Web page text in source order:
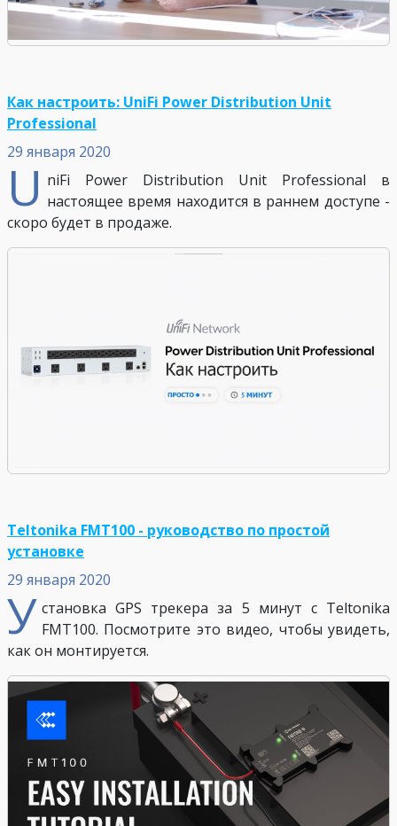
29 января 2020
Как настроить: UniFi Power Distribution Unit
Professional
U niFi Power Distribution Unit Professional в
настоящее время находится в раннем доступе -
скоро будет в продаже.
29 января 2020
Teltonika FMT100 - руководство по простой
установке
У становка GPS трекера за 5 минут с Teltonika
FMT100. Посмотрите это видео, чтобы увидеть,
как он монтируется.